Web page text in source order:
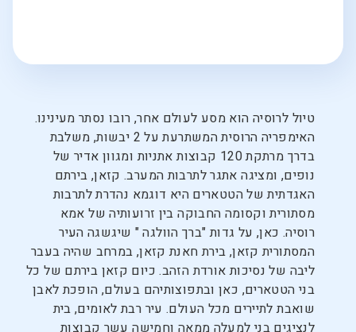
טיול לרוסיה הוא מסע לעולם אחר, רובו נסתר מעינינו.
האימפריה הרוסית המשתרעת על 2 יבשות, משלבת
בדרך מרתקת 120 קבוצות אתניות ומגוון אדיר של
נופים, ומציגה אתגר לתרבות המערב. קזאן, בירתם
האגדתית של הטטארים היא דוגמא נהדרת לתרבות
מסתורית וקסומה החבוקה בין זרועותיה של אמא
רוסיה. כאן, על גדות "ברך הוולגה " שיגשגה העיר
המסתורית קזאן, בירת חאנת קזאן, במרחב שהיה בעבר
ליבה של נסיכות אורדת הזהב. כיום קזאן בירתם של כל
בני הטטארים, כאן ובתפוצותיהם בעולם, הופכת לאבן
שואבת לתיירים מכל העולם. עיר רבת לאומים, בית
לנציגים בני למעלה ממאה וחמישה עשר קבוצות